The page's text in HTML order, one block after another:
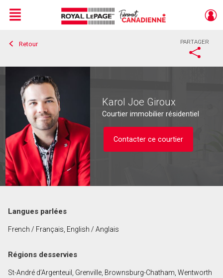
Live
En Direct
Menu
Retour PARTAGER
Karol Joe Giroux
Courtier immobilier résidentiel
Contacter ce courtier
Nom
Langues parlées
French / Français, English / Anglais
Régions desservies
St-André d’Argenteuil, Grenville, Brownsburg-Chatham, Wentworth